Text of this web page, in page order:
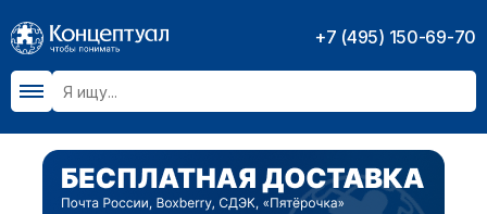
+7 (495) 150-69-70